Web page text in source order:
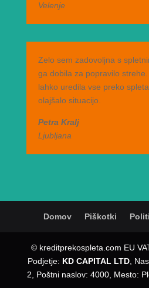
Velenje
Zelo sem zadovoljna s
ga dobila za popravilo
lahko uredila vse preko
olajšalo situacijo.
Petra Kralj
Ljubljana
Domov Piškotki
© kreditprekospleta.com EU
Podjetje: KD CAPITAL LTD ,
2, Poštni naslov: 4000, Mesto: